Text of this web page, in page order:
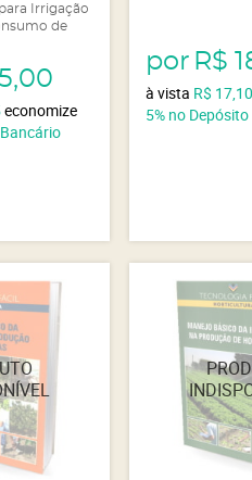
Irrigação
de
economize
por R$
à vista R$ 17,10
5% no